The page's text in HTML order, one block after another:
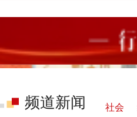
频道新闻 社会